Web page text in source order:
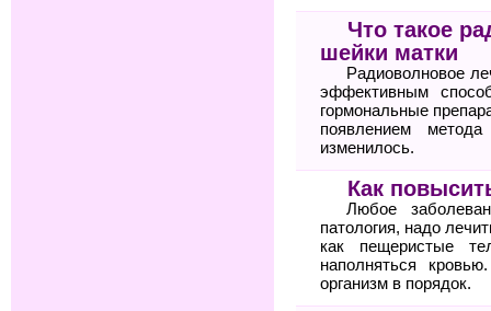
Что такое
шейки матки
Радиоволновое
эффективным
гормональные
появлением
изменилось.
Как
Любое
патология, надо
как пещеристые
наполняться
организм в порядок.